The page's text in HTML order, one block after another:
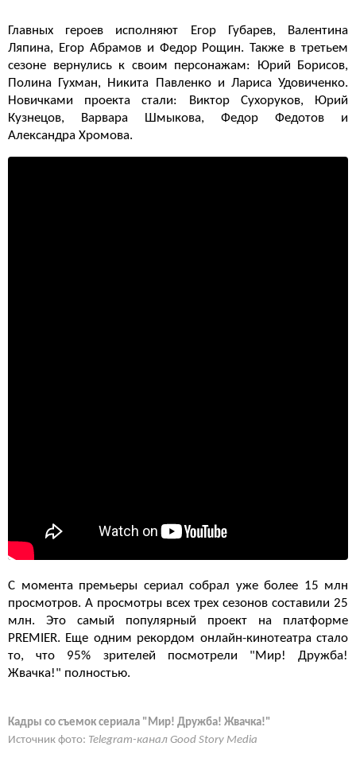
Главных героев исполняют Егор Губарев, Валентина
Ляпина, Егор Абрамов и Федор Рощин. Также в третьем
сезоне вернулись к своим персонажам: Юрий Борисов,
Полина Гухман, Никита Павленко и Лариса Удовиченко.
Новичками проекта стали: Виктор Сухоруков, Юрий
Кузнецов, Варвара Шмыкова, Федор Федотов и
Александра Хромова.
С момента премьеры сериал собрал уже более 15 млн
просмотров. А просмотры всех трех сезонов составили 25
млн. Это самый популярный проект на платформе
PREMIER. Еще одним рекордом онлайн-кинотеатра стало
то, что 95% зрителей посмотрели "Мир! Дружба!
Жвачка!" полностью.
Кадры со съемок сериала "Мир! Дружба! Жвачка!"
Источник фото: Telegram-канал Good Story Media